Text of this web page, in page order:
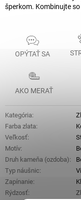
šperkom. Kombinujte
OPÝTAŤ SA
AKO MERAŤ
Kategória:
Farba zlata:
Veľkosť:
Motív:
Druh kameňa (ozdoba):
Typ náušnic:
Zapínanie:
Rýdzosť: